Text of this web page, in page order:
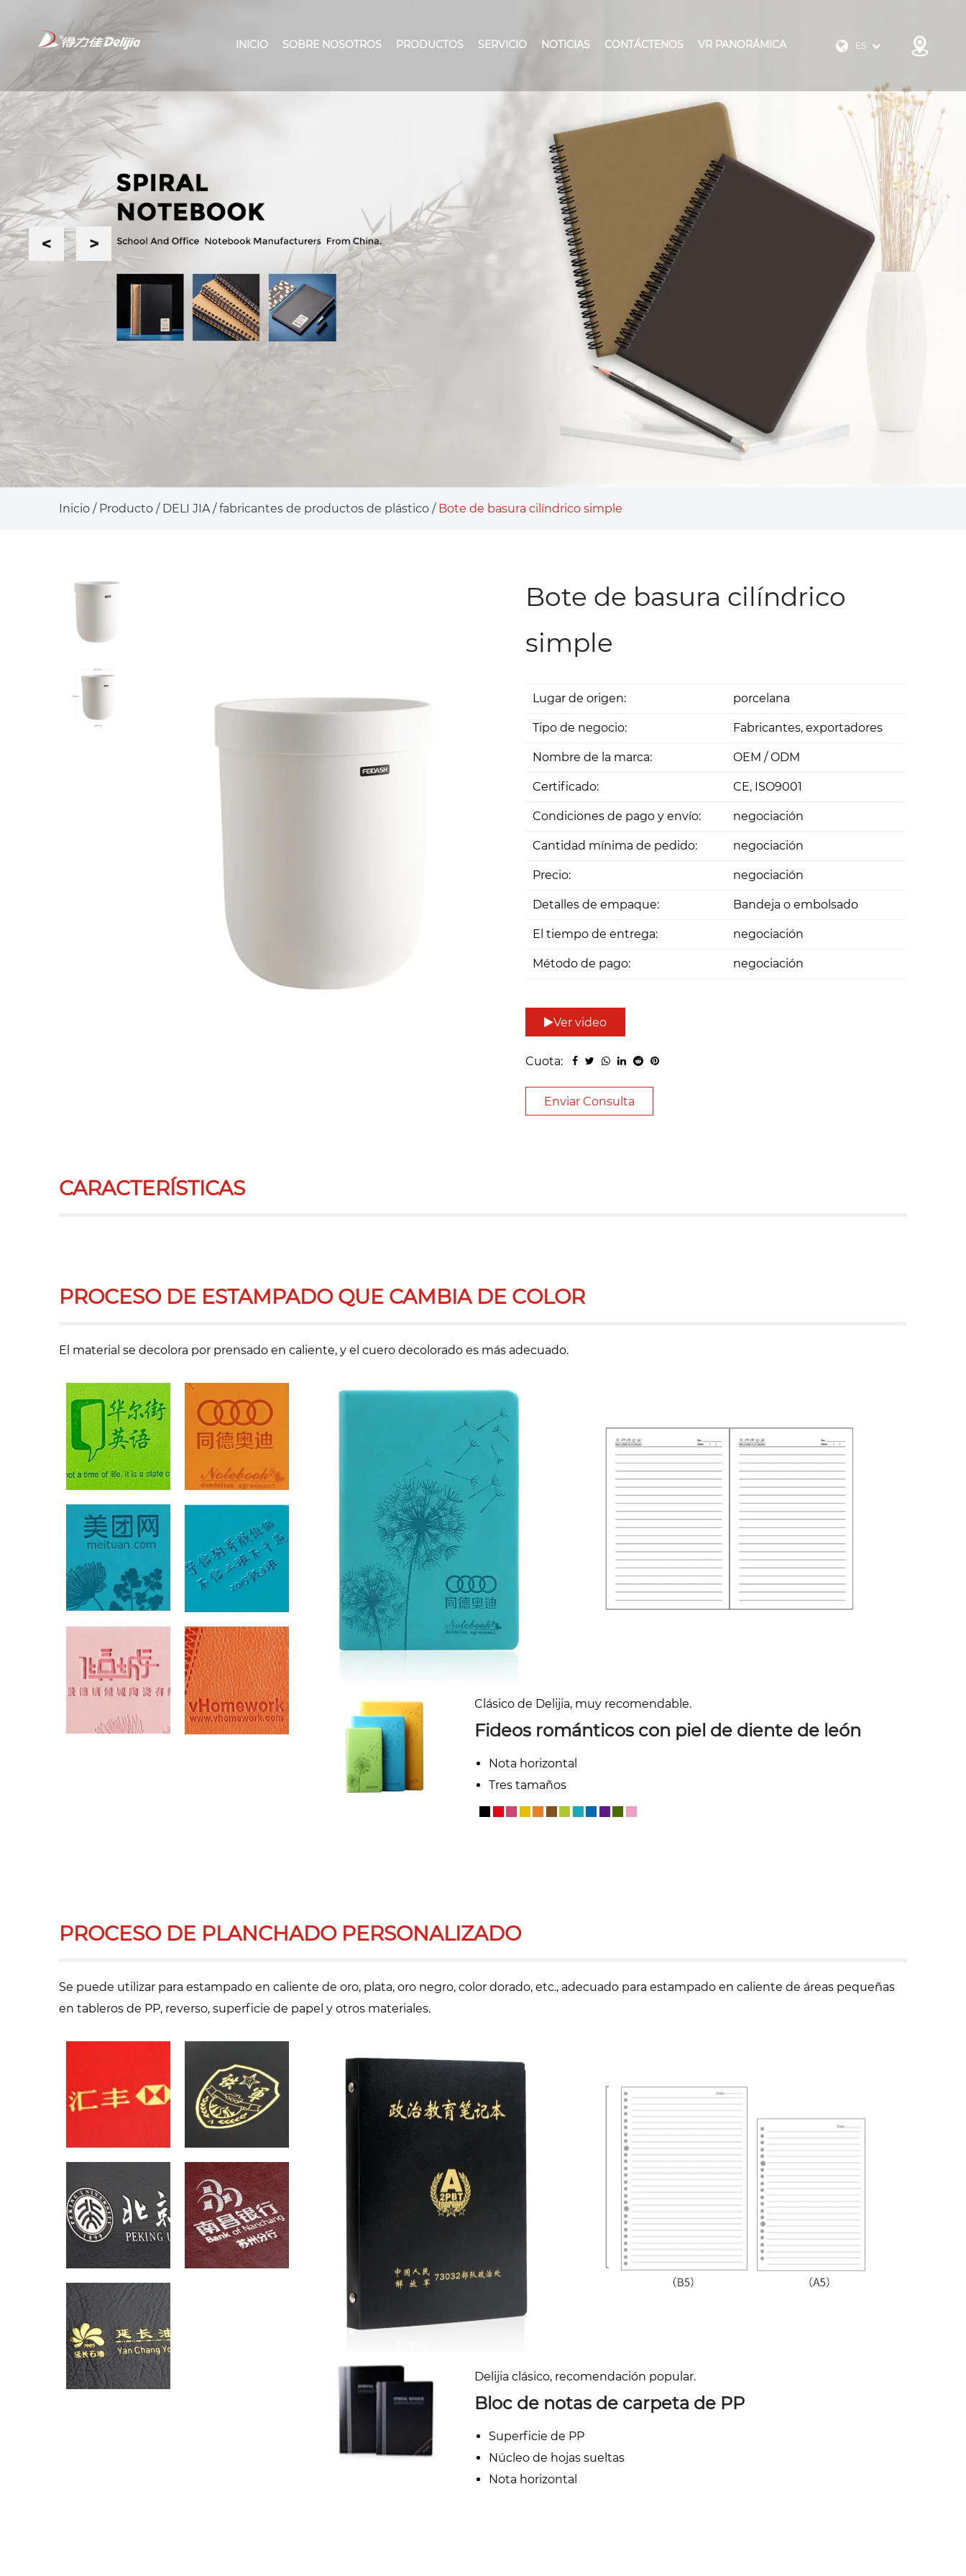
INICIO SOBRE NOSOTROS PRODUCTOS SERVICIO NOTICIAS CONTÁCTENOS VR PANORÁMICA ES
Previous Next
Inicio / Producto / DELI JIA /fabricantes de productos de plástico / Bote de basura cilíndrico simple
Bote de basura cilíndrico
simple
Lugar de origen: porcelana
Tipo de negocio: Fabricantes, exportadores
Nombre de la marca: OEM / ODM
Certificado: CE, ISO9001
Condiciones de pago y envío: negociación
Cantidad mínima de pedido: negociación
Precio: negociación
Detalles de empaque: Bandeja o embolsado
El tiempo de entrega: negociación
Método de pago: negociación
Ver video
Cuota:
Enviar Consulta
CARACTERÍSTICAS
PROCESO DE ESTAMPADO QUE CAMBIA DE COLOR
El material se decolora por prensado en caliente, y el cuero decolorado es más adecuado.
Clásico de Delijia, muy recomendable.
Fideos románticos con piel de diente de león
Nota horizontal
Tres tamaños
PROCESO DE PLANCHADO PERSONALIZADO
Se puede utilizar para estampado en caliente de oro, plata, oro negro, color dorado, etc., adecuado para estampado en caliente de áreas pequeñas
en tableros de PP, reverso, superficie de papel y otros materiales.
Delijia clásico, recomendación popular.
Bloc de notas de carpeta de PP
Superficie de PP
Núcleo de hojas sueltas
Nota horizontal